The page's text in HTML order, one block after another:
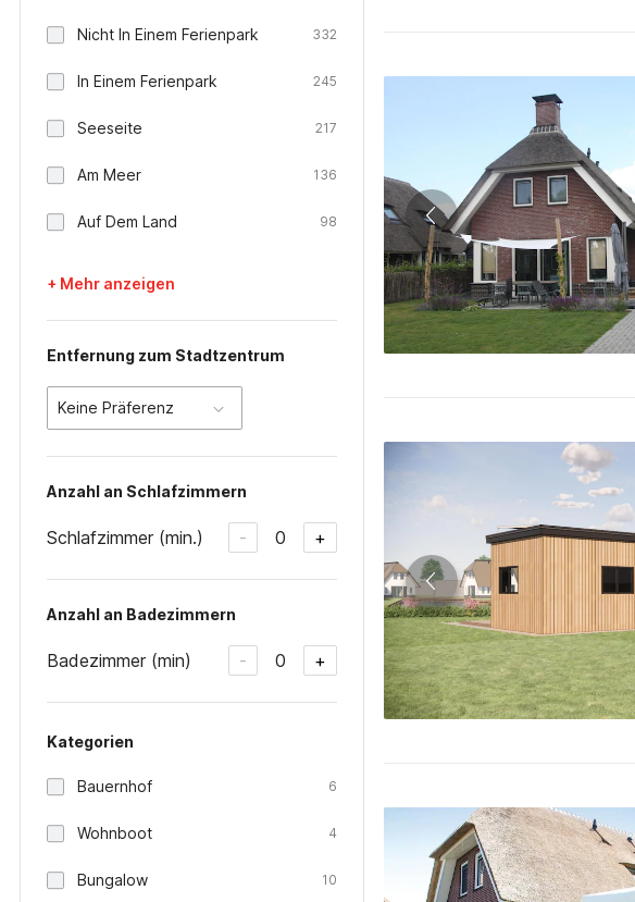
Nicht In Einem Ferienpark 332
In Einem Ferienpark 245
Seeseite 217
Am Meer 136
Auf Dem Land 98
+ Mehr anzeigen
Entfernung zum Stadtzentrum
Keine Präferenz
Anzahl an Schlafzimmern
Schlafzimmer (min.) - 0 +
Anzahl an Badezimmern
Badezimmer (min) - 0 +
Kategorien
Bauernhof 6
Wohnboot 4
Bungalow 10